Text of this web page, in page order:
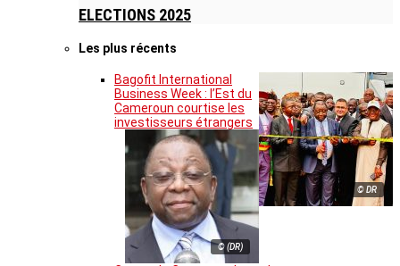
ELECTIONS 2025
Les plus récents
© DR
Bagofit International
Business Week : l’Est du
Cameroun courtise les
investisseurs étrangers
© (DR)